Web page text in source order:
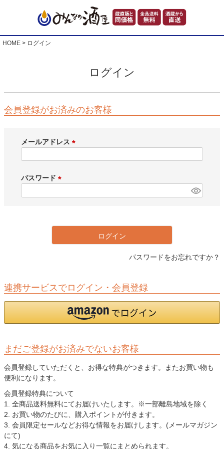
HOME ログイン
ログイン
会員登録がお済みのお客様
メールアドレス
)
パスワード
ログイン
パスワードをお忘れですか？
連携サービスでログイン・会員登録
まだご登録がお済みでないお客様
会員登録していただくと、お得な特典がつきます。またお買い物も
便利になります。
会員登録特典について
1. 全商品送料無料にてお届けいたします。※一部離島地域を除く
2. お買い物のたびに、購入ポイントが付きます。
3. 会員限定セールなどお得な情報をお届けします。(メールマガジン
にて)
4. 気になる商品をお気に入り一覧にまとめられます。